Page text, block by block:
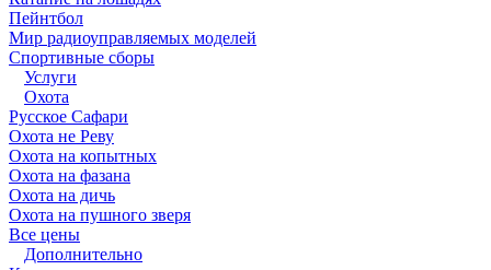
Пейнтбол
Мир радиоуправляемых моделей
Спортивные сборы
Услуги
Охота
Русское Сафари
Охота не Реву
Охота на копытных
Охота на фазана
Охота на дичь
Охота на пушного зверя
Все цены
Дополнительно